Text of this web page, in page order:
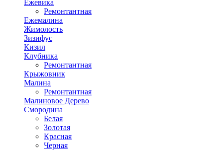
Ежевика
Ремонтантная
Ежемалина
Жимолость
Зизифус
Кизил
Клубника
Ремонтантная
Крыжовник
Малина
Ремонтантная
Малиновое Дерево
Смородина
Белая
Золотая
Красная
Черная